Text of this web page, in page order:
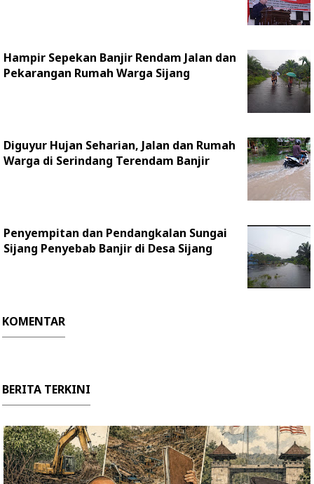
Hampir Sepekan Banjir Rendam Jalan dan
Pekarangan Rumah Warga Sijang
Diguyur Hujan Seharian, Jalan dan Rumah
Warga di Serindang Terendam Banjir
Penyempitan dan Pendangkalan Sungai
Sijang Penyebab Banjir di Desa Sijang
KOMENTAR
BERITA TERKINI